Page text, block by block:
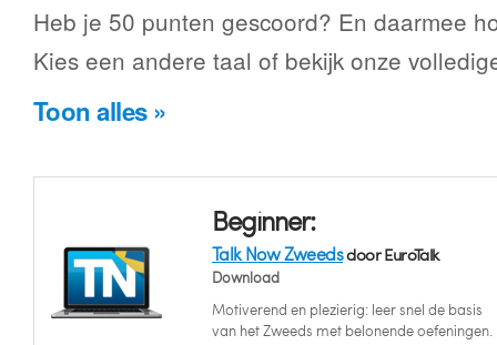
Heb je 50 punten gescoord? En daarmee
Kies een andere taal of bekijk onze
Toon alles »
Beginner:
Talk Now Zweedsdoor EuroTalk
Download
Motiverend en plezierig: leer snel de basis
van het Zweeds met belonende oefeningen.